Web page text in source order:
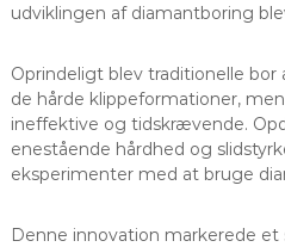
udviklingen af diamantboring
Oprindeligt blev traditionelle
de hårde klippeformationer,
ineffektive og tidskrævende.
enestående hårdhed og
eksperimenter med at bruge
Denne innovation markerede